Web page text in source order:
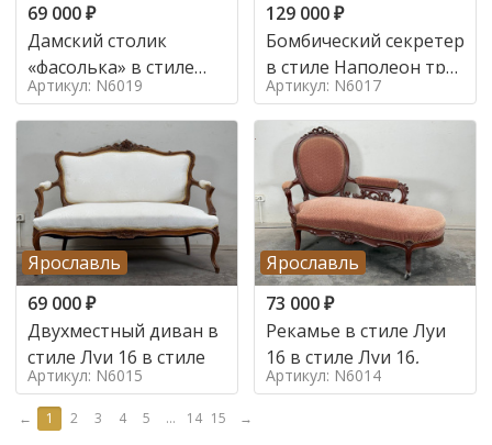
69 000₽
Дамский столик
«фасолька» в стиле
Луи 16,
Артикул: N6019
129 000₽
Бомбический секретер
в стиле Наполеон труа
в стиле
Артикул: N6017
Ярославль
69 000₽
Двухместный диван в
стиле Луи 16 в стиле
Артикул: N6015
Ярославль
73 000₽
Рекамье в стиле Луи
16 в стиле Луи 16,
Артикул: N6014
← 1 2 3 4 5 ... 14 15 →